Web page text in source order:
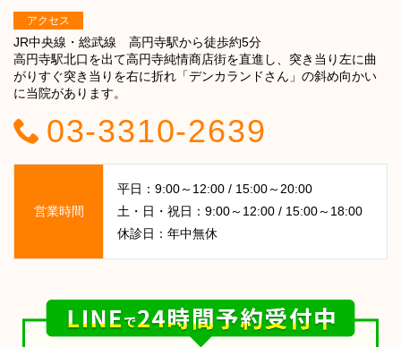
アクセス
JR中央線・総武線 高円寺駅から徒歩約5分
高円寺駅北口を出て高円寺純情商店街を直進し、突き当り左に曲
がりすぐ突き当りを右に折れ「デンカランドさん」の斜め向かい
に当院があります。
03-3310-2639
営業時間
平日：9:00～12:00 / 15:00～20:00
土・日・祝日：9:00～12:00 / 15:00～18:00
休診日：年中無休